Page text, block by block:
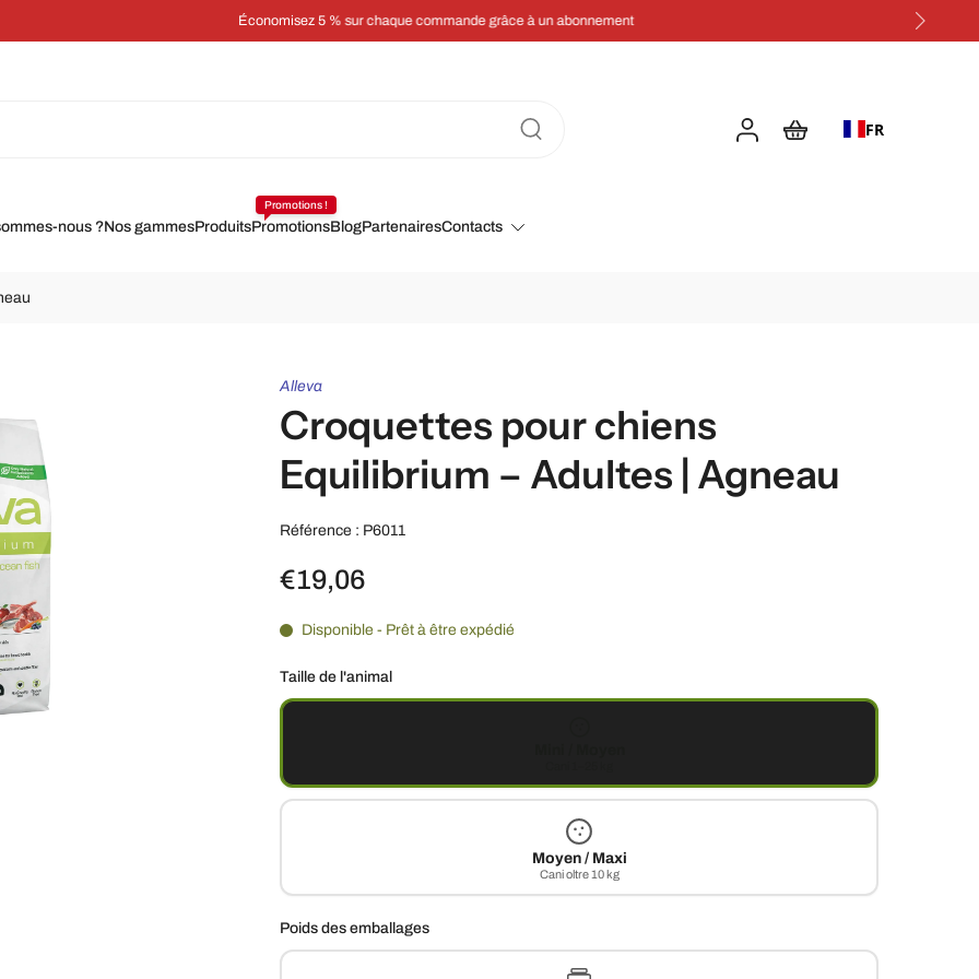
Économisez 5 % sur chaque commande grâce à un abonnement
FR
nous ?Nos gammesProduitsPromotions
Promotions !
BlogPartenairesContacts
Alleva
Croquettes pour chiens
Equilibrium – Adultes | Agneau
Référence : P6011
€19,06
Disponible - Prêt à être expédié
Taille de l'animal
Moyen / Maxi
Cani oltre 10 kg
Poids des emballages